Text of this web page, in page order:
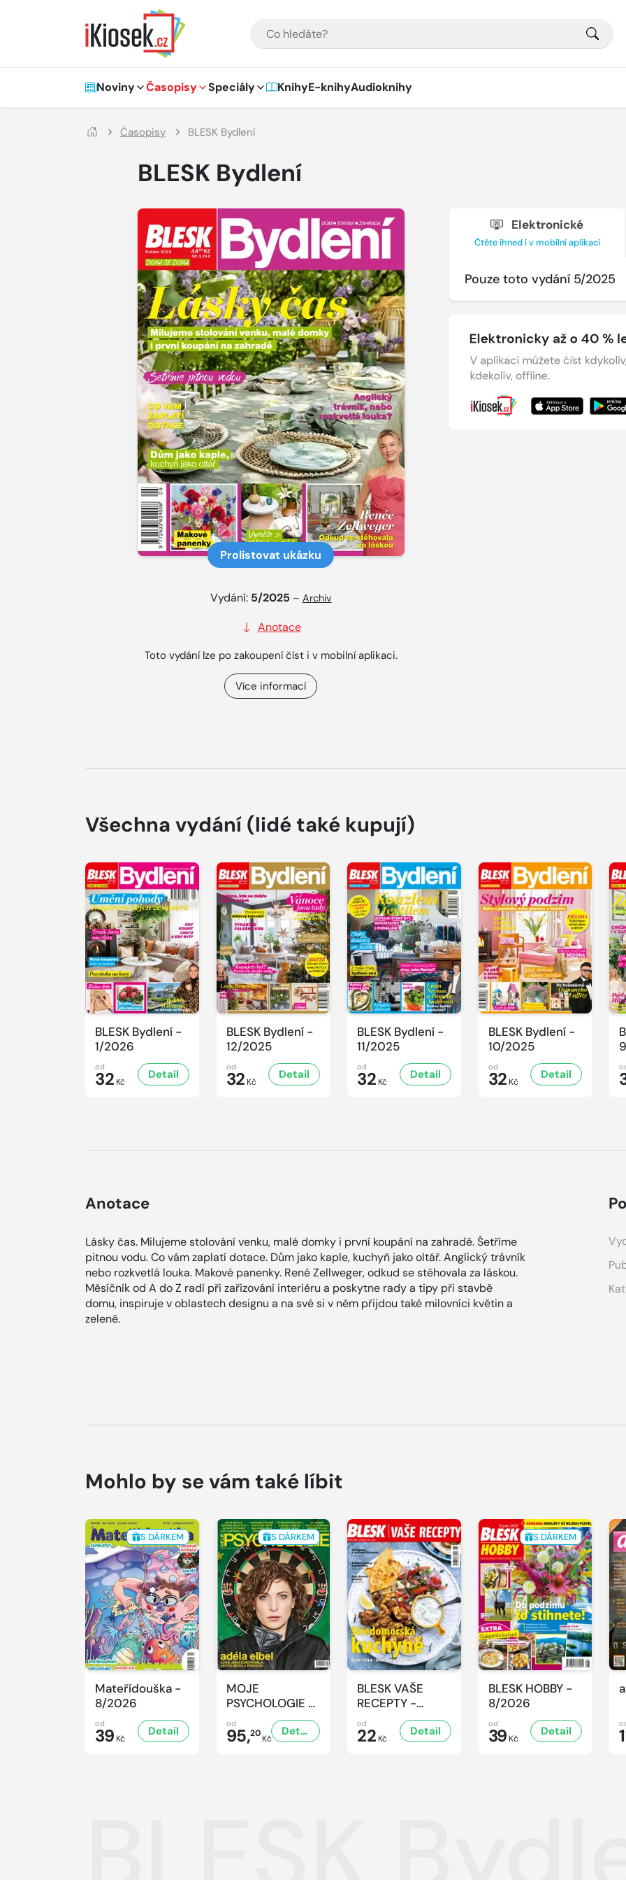
Hlavní navigace
Noviny Časopisy Speciály KnihyE-knihyAudioknihy
Časopisy BLESK Bydlení
BLESK Bydlení
Prolistovat ukázku
Vydání: 5/2025 – Archiv
Anotace
Toto vydání lze po zakoupení číst i v mobilní aplikaci.
Více informací
Elektronické
Čtěte ihned i v mobilní aplikaci
Pouze toto vydání 5/2025
Všechna vydání (lidé také kupují)
BLESK Bydlení -
1/2026
od
32 Kč
Detail
BLESK Bydlení -
12/2025
od
32 Kč
Detail
BLESK Bydlení -
11/2025
od
32 Kč
Detail
BLESK Bydlení -
10/2025
od
32 Kč
Detail
Anotace
Lásky čas. Milujeme stolování venku, malé domky i první koupání na zahradě. Šetříme
pitnou vodu. Co vám zaplatí dotace. Dům jako kaple, kuchyň jako oltář. Anglický trávník
nebo rozkvetlá louka. Makové panenky. René Zellweger, odkud se stěhovala za láskou.
Měsíčník od A do Z radí při zařizování interiéru a poskytne rady a tipy při stavbě
domu, inspiruje v oblastech designu a na své si v něm přijdou také milovníci květin a
zeleně.
Mohlo by se vám také líbit
S DÁRKEM
Mateřídouška -
8/2026
od
39 Kč
Detail
S DÁRKEM
MOJE
PSYCHOLOGIE -
8/2026
od
95,20Kč
Detail
BLESK VAŠE
RECEPTY -
8/2026
od
22 Kč
Detail
S DÁRKEM
BLESK HOBBY -
8/2026
od
39 Kč
Detail